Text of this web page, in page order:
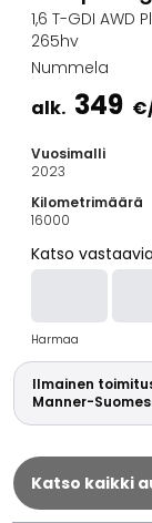
Farmariautot
Kaupunkiautot
Pakettiautot
Huutokauppa-
Saka Select
Automerkit
Audi
Kia
Mercedes-Benz
Polestar
Skoda
Tesla
Toyota
Volkswagen
Volvo
1,6 T-GDI
265hv
Nummela
alk. 349 €
Vuosimalli
2023
Kilometrimäärä
16000
Katso
Harmaa
Ilmainen
Manner-
Katso kaikki